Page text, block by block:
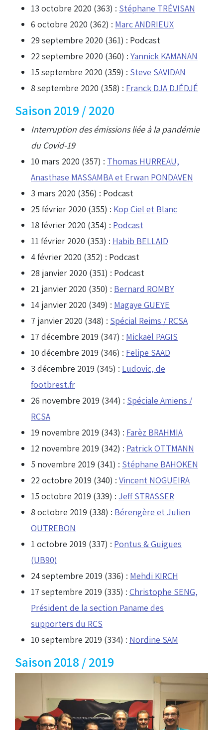
13 octobre 2020 (363) : Stéphane TRÉVISAN
6 octobre 2020 (362) : Marc ANDRIEUX
29 septembre 2020 (361) : Podcast
22 septembre 2020 (360) : Yannick KAMANAN
15 septembre 2020 (359) : Steve SAVIDAN
8 septembre 2020 (358) : Franck DJA DJÉDJÉ
Saison 2019 / 2020
Interruption des émissions liée à la pandémie
du Covid-19
10 mars 2020 (357) : Thomas HURREAU,
Anasthase MASSAMBA et Erwan PONDAVEN
3 mars 2020 (356) : Podcast
25 février 2020 (355) : Kop Ciel et Blanc
18 février 2020 (354) : Podcast
11 février 2020 (353) : Habib BELLAID
4 février 2020 (352) : Podcast
28 janvier 2020 (351) : Podcast
21 janvier 2020 (350) : Bernard ROMBY
14 janvier 2020 (349) : Magaye GUEYE
7 janvier 2020 (348) : Spécial Reims / RCSA
17 décembre 2019 (347) : Mickaël PAGIS
10 décembre 2019 (346) : Felipe SAAD
3 décembre 2019 (345) : Ludovic, de
footbrest.fr
26 novembre 2019 (344) : Spéciale Amiens /
RCSA
19 novembre 2019 (343) : Farèz BRAHMIA
12 novembre 2019 (342) : Patrick OTTMANN
5 novembre 2019 (341) : Stéphane BAHOKEN
22 octobre 2019 (340) : Vincent NOGUEIRA
15 octobre 2019 (339) : Jeff STRASSER
8 octobre 2019 (338) : Bérengère et Julien
OUTREBON
1 octobre 2019 (337) : Pontus & Guigues
(UB90)
24 septembre 2019 (336) : Mehdi KIRCH
17 septembre 2019 (335) : Christophe SENG,
Président de la section Paname des
supporters du RCS
10 septembre 2019 (334) : Nordine SAM
Saison 2018 / 2019